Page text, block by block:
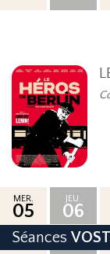
MER.
05
JEU.
06
Séances VOST